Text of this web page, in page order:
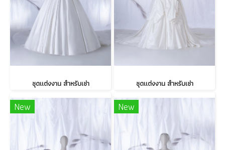
ชุดแต่งงาน สำหรับเช่า ชุดแต่งงาน สำหรับเช่า
New New